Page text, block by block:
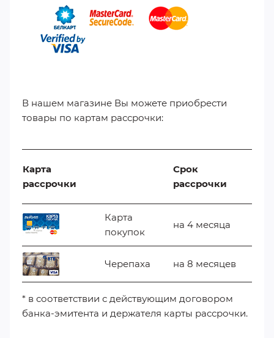
В нашем магазине Вы можете приобрести
товары по картам рассрочки:
Карта
рассрочки
Срок
рассрочки
Карта
покупок
на 4 месяца
Черепаха на 8 месяцев
* в соответствии с действующим договором
банка-эмитента и держателя карты рассрочки.